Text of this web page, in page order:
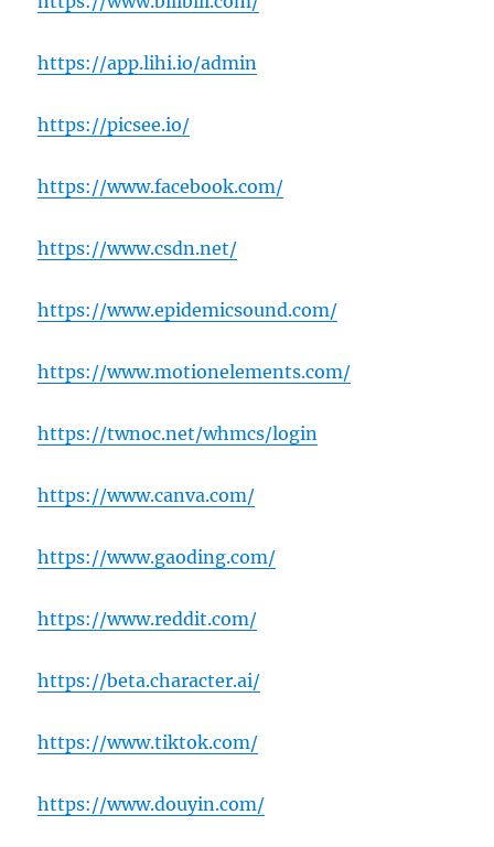
https://app.lihi.io/admin
https://picsee.io/
https://www.facebook.com/
https://www.csdn.net/
https://www.epidemicsound.com/
https://www.motionelements.com/
https://twnoc.net/whmcs/login
https://www.canva.com/
https://www.gaoding.com/
https://www.reddit.com/
https://beta.character.ai/
https://www.tiktok.com/
https://www.douyin.com/